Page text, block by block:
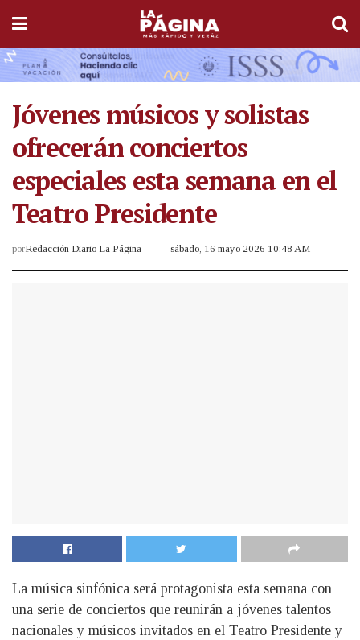
Jóvenes músicos y solistas
ofrecerán conciertos
especiales esta semana en el
Teatro Presidente
porRedacción Diario La Página sábado, 16 mayo 2026 10:48 AM
La música sinfónica será protagonista esta semana con
una serie de conciertos que reunirán a jóvenes talentos
nacionales y músicos invitados en el Teatro Presidente y